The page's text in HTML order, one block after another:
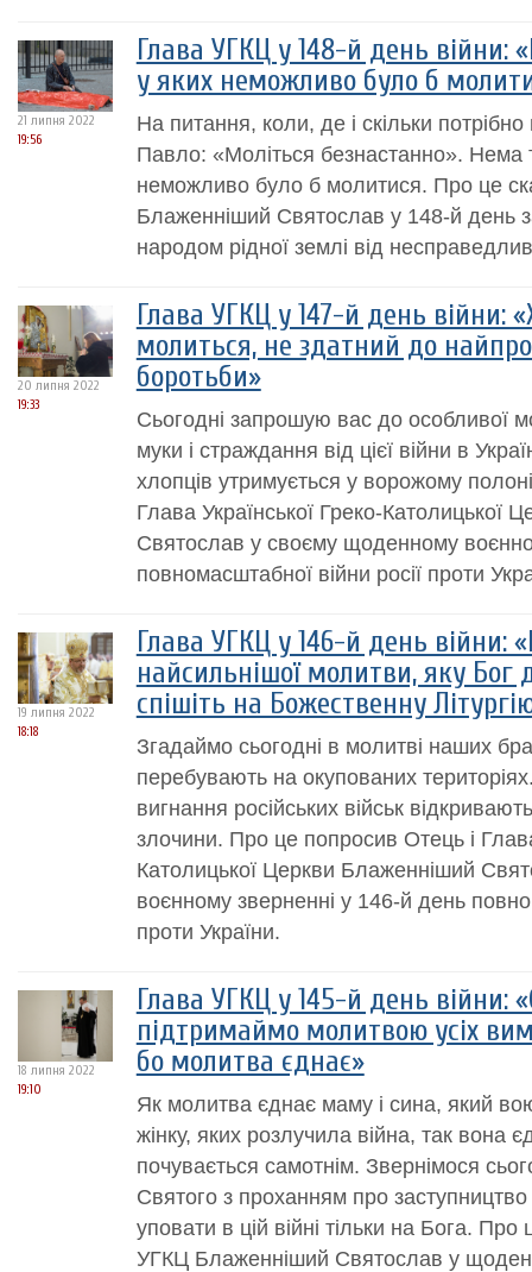
21 липня 2022
19:56
Глава УГКЦ у 148-й день війни:
у яких неможливо було б
На питання, коли, де і скільки
Павло: «Моліться безнастанно». Нема
неможливо було б молитися. Про це
Блаженніший Святослав у 148-й день
народом рідної землі від
20 липня 2022
19:33
Глава УГКЦ у 147-й день війни:
молиться, не здатний до
боротьби»
Сьогодні запрошую вас до особливої
муки і страждання від цієї війни в
хлопців утримується у ворожому
Глава Української Греко-Католицької
Святослав у своєму щоденному
повномасштабної війни росії проти
19 липня 2022
18:18
Глава УГКЦ у 146-й день війни:
найсильнішої молитви, яку Бог
спішіть на Божественну
Згадаймо сьогодні в молитві наших
перебувають на окупованих
вигнання російських військ
злочини. Про це попросив Отець і
Католицької Церкви Блаженніший
воєнному зверненні у 146-й день
проти України.
18 липня 2022
19:10
Глава УГКЦ у 145-й день війни:
підтримаймо молитвою усіх
бо молитва єднає»
Як молитва єднає маму і сина, який
жінку, яких розлучила війна, так вона
почувається самотнім. Звернімося
Святого з проханням про
уповати в цій війні тільки на Бога.
УГКЦ Блаженніший Святослав у